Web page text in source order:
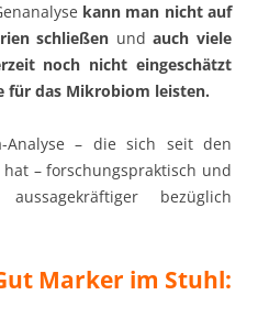
kann man nicht auf
schließen undauch viele
noch nicht eingeschätzt
für das Mikrobiom leisten.
Analyse – die sich seit den
– forschungspraktisch und
bezüglich
Marker im Stuhl: